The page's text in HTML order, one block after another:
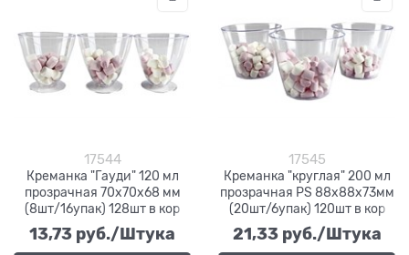
17544
Креманка "Гауди" 120 мл
прозрачная 70х70х68 мм
(8шт/16упак) 128шт в кор
13,73 руб./Штука
17545
Креманка "круглая" 200 мл
прозрачная PS 88х88х73мм
(20шт/6упак) 120шт в кор
21,33 руб./Штука